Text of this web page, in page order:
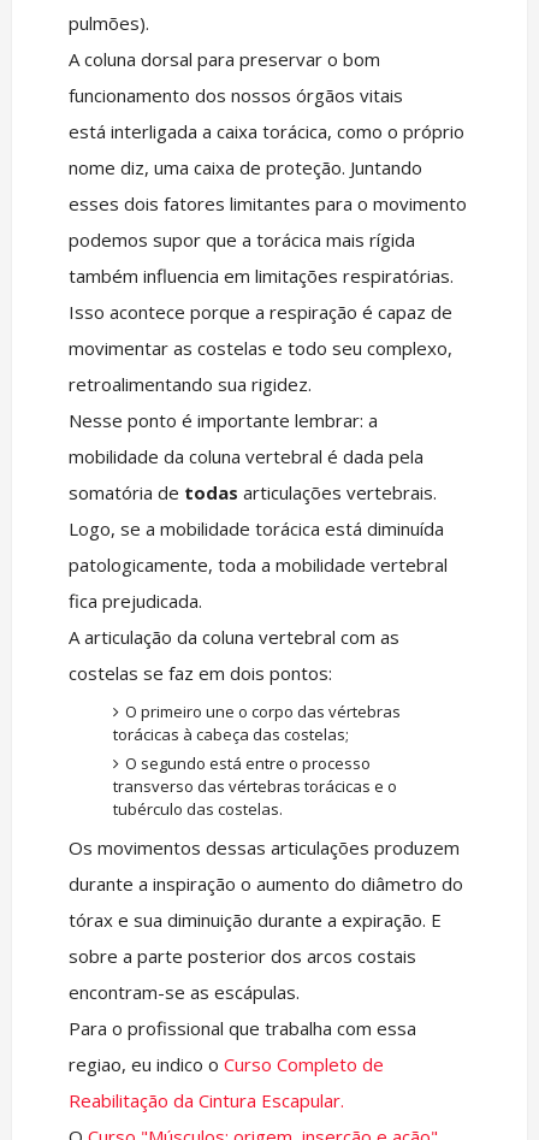
pulmões).
A coluna dorsal para preservar o bom
funcionamento dos nossos órgãos vitais
está interligada a caixa torácica, como o próprio
nome diz, uma caixa de proteção. Juntando
esses dois fatores limitantes para o movimento
podemos supor que a torácica mais rígida
também influencia em limitações respiratórias.
Isso acontece porque a respiração é capaz de
movimentar as costelas e todo seu complexo,
retroalimentando sua rigidez.
Nesse ponto é importante lembrar: a
mobilidade da coluna vertebral é dada pela
somatória de todas articulações vertebrais.
Logo, se a mobilidade torácica está diminuída
patologicamente, toda a mobilidade vertebral
fica prejudicada.
A articulação da coluna vertebral com as
costelas se faz em dois pontos:
O primeiro une o corpo das vértebras
torácicas à cabeça das costelas;
O segundo está entre o processo
transverso das vértebras torácicas e o
tubérculo das costelas.
Os movimentos dessas articulações produzem
durante a inspiração o aumento do diâmetro do
tórax e sua diminuição durante a expiração. E
sobre a parte posterior dos arcos costais
encontram-se as escápulas.
Para o profissional que trabalha com essa
regiao, eu indico o Curso Completo de
Reabilitação da Cintura Escapular.